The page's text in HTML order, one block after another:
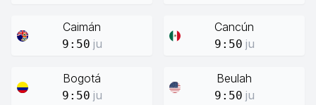
Caimán
9:50 ju
Cancún
9:50 ju
Bogotá
9:50 ju
Beulah
9:50 ju